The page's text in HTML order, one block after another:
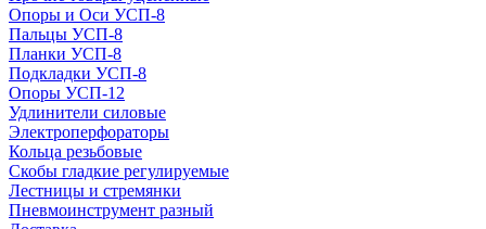
Опоры и Оси УСП-8
Пальцы УСП-8
Планки УСП-8
Подкладки УСП-8
Опоры УСП-12
Удлинители силовые
Электроперфораторы
Кольца резьбовые
Скобы гладкие регулируемые
Лестницы и стремянки
Пневмоинструмент разный